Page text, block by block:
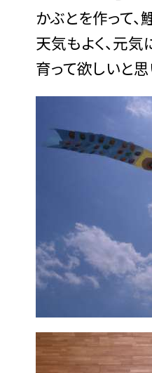
かぶとを作って、
天気もよく、元
育って欲しいと